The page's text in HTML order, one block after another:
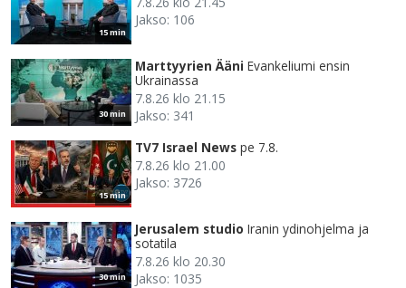
15 min
Jakso: 106
30 min
Marttyyrien Ääni Evankeliumi ensin
Ukrainassa
7.8.26 klo 21.15
Jakso: 341
15 min
TV7 Israel News pe 7.8.
7.8.26 klo 21.00
Jakso: 3726
30 min
Jerusalem studio Iranin ydinohjelma ja
sotatila
7.8.26 klo 20.30
Jakso: 1035